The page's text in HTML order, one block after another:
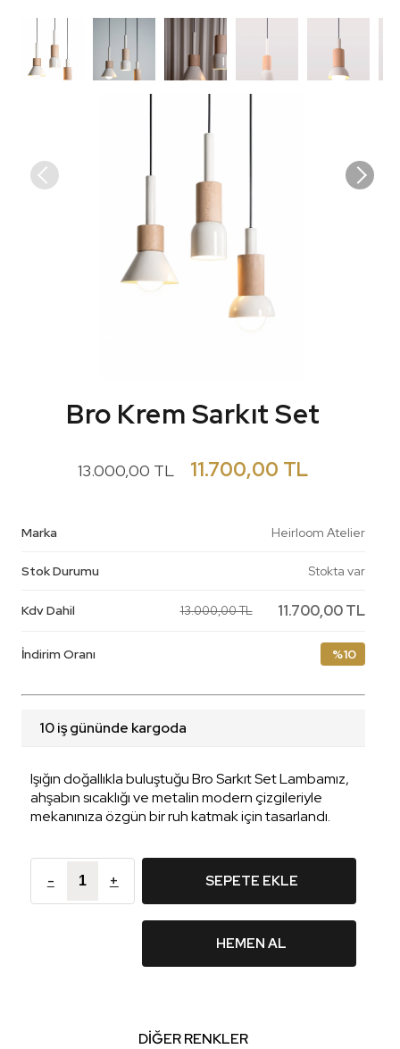
Bro Krem Sarkıt Set
13.000,00 TL 11.700,00 TL
Marka Heirloom Atelier
Stok Durumu Stokta var
Kdv Dahil 13.000,00 TL 11.700,00 TL
İndirim Oranı %10
10 iş gününde kargoda
Işığın doğallıkla buluştuğu Bro Sarkıt Set Lambamız,
ahşabın sıcaklığı ve metalin modern çizgileriyle
mekanınıza özgün bir ruh katmak için tasarlandı.
- + SEPETE EKLE
HEMEN AL
DIĞER RENKLER